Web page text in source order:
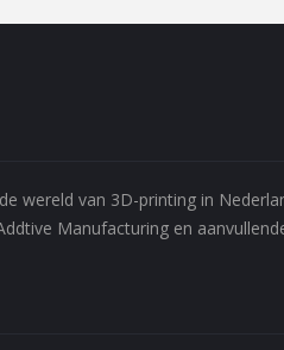
wereld van 3D-printing in
Manufacturing en